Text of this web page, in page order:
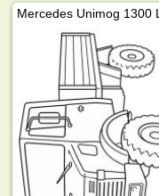
Mercedes Unimog 1300 L